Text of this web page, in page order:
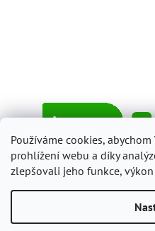
Používáme cookies,
prohlížení webu a díky
zlepšovali jeho funkce,